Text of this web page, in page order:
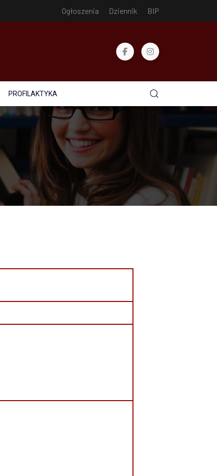
Ogłoszenia Dziennik BIP
PROFILAKTYKA